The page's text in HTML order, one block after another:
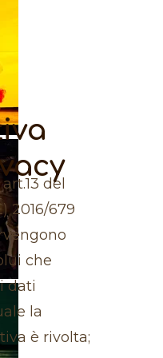
del
2016/679
che
dati
la
è rivolta;